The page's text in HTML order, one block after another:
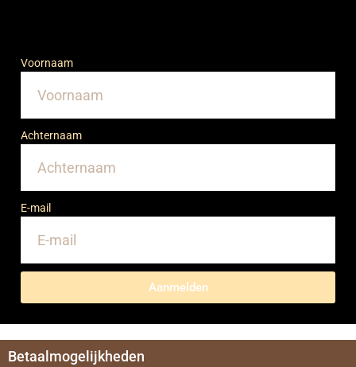
Voornaam
Achternaam
E-mail
Aanmelden
Betaalmogelijkheden